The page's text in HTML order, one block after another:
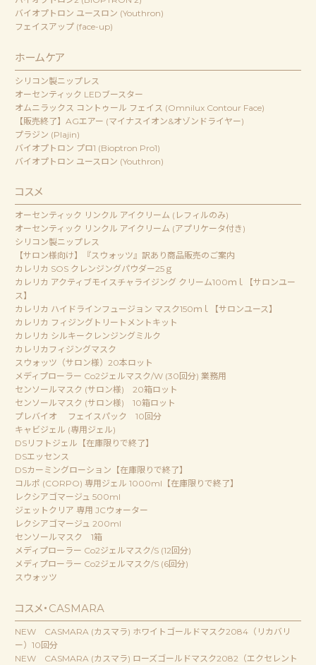
バイオプトロン ユースロン (Youthron)
フェイスアップ (face-up)
ホームケア
シリコン製ニップレス
オーセンティック LEDブースター
オムニラックス コントゥール フェイス (Omnilux Contour Face)
【販売終了】AGエアー (マイナスイオン&オゾンドライヤー)
プラジン (Plajin)
バイオプトロン プロ1 (Bioptron Pro1)
バイオプトロン ユースロン (Youthron)
コスメ
オーセンティック リンクル アイクリーム (レフィルのみ)
オーセンティック リンクル アイクリーム (アプリケータ付き)
シリコン製ニップレス
【サロン様向け】『スウォッツ』訳あり商品販売のご案内
カレリカ SOS クレンジングパウダー25ｇ
カレリカ アクティブモイスチャライジング クリーム100ｍｌ【サロンユー
ス】
カレリカ ハイドラインフュージョン マスク150ｍｌ【サロンユース】
カレリカ フィジングトリートメントキット
カレリカ シルキークレンジングミルク
カレリカフィジングマスク
スウォッツ（サロン様）20本ロット
メディプローラー Co2ジェルマスク/W (30回分) 業務用
センソールマスク (サロン様) 20箱ロット
センソールマスク (サロン様) 10箱ロット
プレバイオ フェイスパック 10回分
キャビジェル (専用ジェル)
DSリフトジェル【在庫限りで終了】
DSエッセンス
DSカーミングローション【在庫限りで終了】
コルポ (CORPO) 専用ジェル 1000ml【在庫限りで終了】
レクシアゴマージュ 500ml
ジェットクリア 専用 JCウォーター
レクシアゴマージュ 200ml
センソールマスク 1箱
メディプローラー Co2ジェルマスク/S (12回分)
メディプローラー Co2ジェルマスク/S (6回分)
スウォッツ
コスメ・CASMARA
NEW CASMARA (カスマラ) ホワイトゴールドマスク2084（リカバリ
ー）10回分
NEW CASMARA (カスマラ) ローズゴールドマスク2082（エクセレント